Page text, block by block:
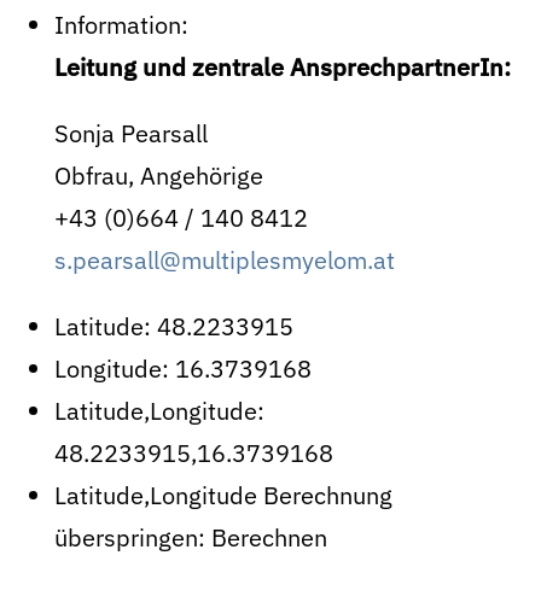
Information:
Leitung und zentrale AnsprechpartnerIn:
Sonja Pearsall
Obfrau, Angehörige
+43 (0)664 / 140 8412
s.pearsall@multiplesmyelom.at
Latitude: 48.2233915
Longitude: 16.3739168
Latitude,Longitude:
48.2233915,16.3739168
Latitude,Longitude Berechnung
überspringen: Berechnen